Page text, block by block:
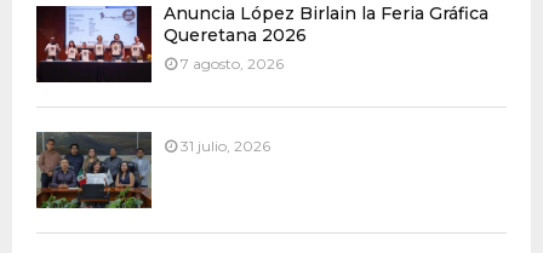
Anuncia López Birlain la Feria Gráfica
Queretana 2026
7 agosto, 2026
31 julio, 2026